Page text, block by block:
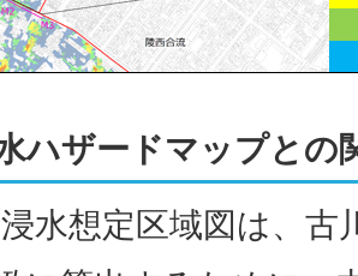
ハザードマップとの
水想定区域図は、古